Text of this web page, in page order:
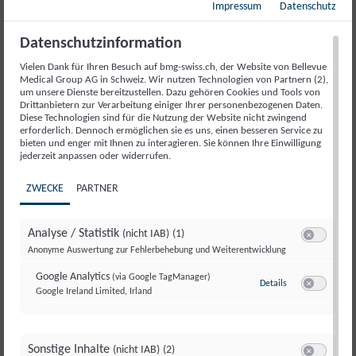
Rückenschmerzen
Multiple Sklerose
Stress
Bewegungsstörungen und Dystonie
Schwindel
Muskelschmerzen
Periphere Nerven und Polyneuropathie
Müdigkeit und Erschöpfung
Hirntumore
Neuropsychologie
ENMG – Elektroneuromyographie
Impressum Datenschutz
Datenschutzinformation
Vielen Dank für Ihren Besuch auf bmg-swiss.ch, der Website von Bellevue
Medical Group AG in Schweiz. Wir nutzen Technologien von Partnern (2),
um unsere Dienste bereitzustellen. Dazu gehören Cookies und Tools von
Drittanbietern zur Verarbeitung einiger Ihrer personenbezogenen Daten.
Diese Technologien sind für die Nutzung der Website nicht zwingend
erforderlich. Dennoch ermöglichen sie es uns, einen besseren Service zu
bieten und enger mit Ihnen zu interagieren. Sie können Ihre Einwilligung
jederzeit anpassen oder widerrufen.
ZWECKE PARTNER
Analyse / Statistik (nicht IAB) (1)
Anonyme Auswertung zur Fehlerbehebung und Weiterentwicklung
Google Analytics (via Google TagManager)
Google Ireland Limited, Irland
Detailszu Google
Sonstige Inhalte (nicht IAB) (2)